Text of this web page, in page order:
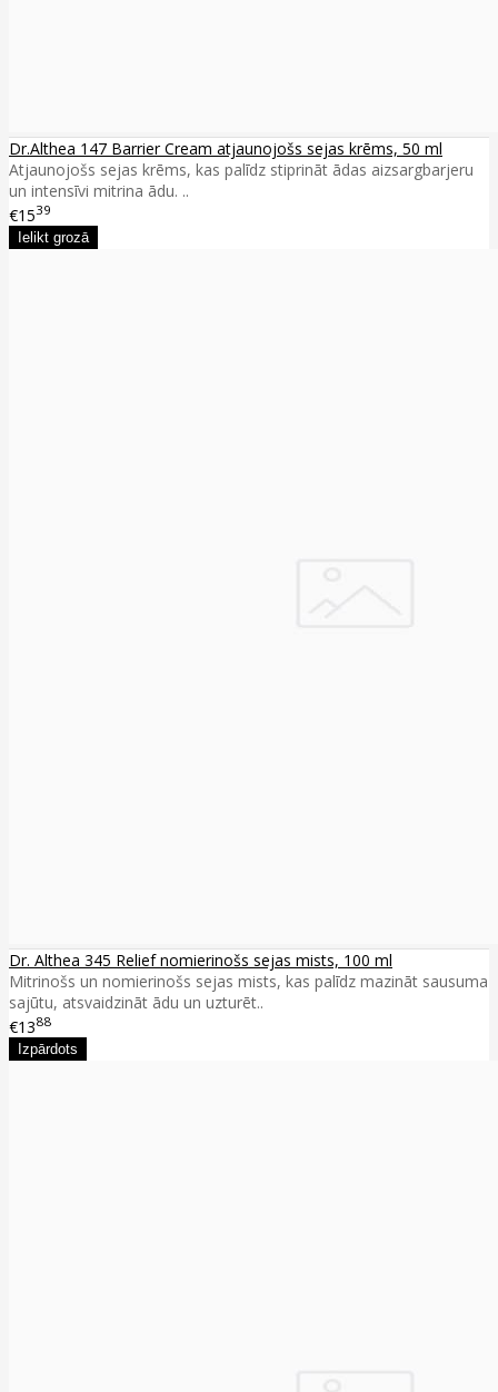
Dr.Althea 147 Barrier Cream atjaunojošs sejas krēms, 50 ml
Atjaunojošs sejas krēms, kas palīdz stiprināt ādas aizsargbarjeru
un intensīvi mitrina ādu. ..
€1539
Dr. Althea 345 Relief nomierinošs sejas mists, 100 ml
Mitrinošs un nomierinošs sejas mists, kas palīdz mazināt sausuma
sajūtu, atsvaidzināt ādu un uzturēt..
€1388